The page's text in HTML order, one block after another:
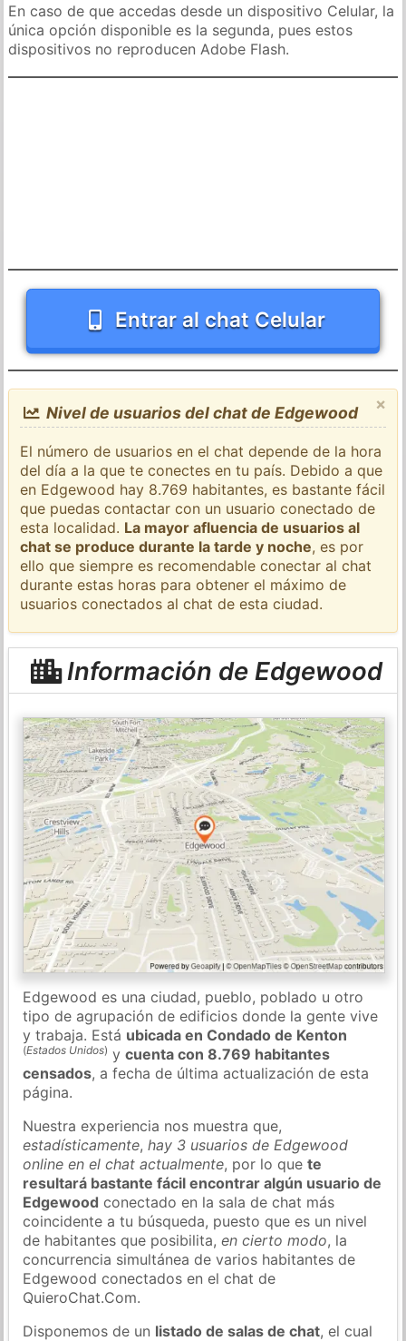
En caso de que accedas desde un dispositivo Celular, la
única opción disponible es la segunda, pues estos
dispositivos no reproducen Adobe Flash.
Entrar al chat Celular
×
Nivel de usuarios del chat de Edgewood
El número de usuarios en el chat depende de la hora
del día a la que te conectes en tu país. Debido a que
en Edgewood hay 8.769 habitantes, es bastante fácil
que puedas contactar con un usuario conectado de
esta localidad. La mayor afluencia de usuarios al
chat se produce durante la tarde y noche, es por
ello que siempre es recomendable conectar al chat
durante estas horas para obtener el máximo de
usuarios conectados al chat de esta ciudad.
Información de Edgewood
Edgewood es una ciudad, pueblo, poblado u otro
tipo de agrupación de edificios donde la gente vive
y trabaja. Está ubicada en Condado de Kenton
(Estados Unidos) ycuenta con 8.769 habitantes
censados, a fecha de última actualización de esta
página.
Nuestra experiencia nos muestra que,
estadísticamente,hay 3 usuarios de Edgewood
online en el chat actualmente, por lo quete
resultará bastante fácil encontrar algún usuario de
Edgewood conectado en la sala de chat más
coincidente a tu búsqueda, puesto que es un nivel
de habitantes que posibilita,en cierto modo, la
concurrencia simultánea de varios habitantes de
Edgewood conectados en el chat de
QuieroChat.Com.
Disponemos de un listado de salas de chat, el cual